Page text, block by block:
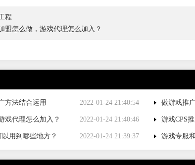
程
盟怎么做，游戏代理怎么加入？
方法结合运用 2022-01-24 21:40:54 做游戏推
戏代理怎么加入？ 2022-01-24 21:40:46 游戏CPS
以用到哪些地方？ 2022-01-24 21:39:37 游戏专服